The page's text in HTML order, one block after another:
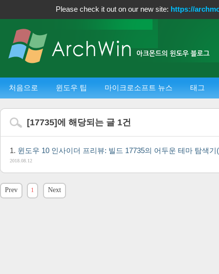
Please check it out on our new site: https://
처음으로 윈도우 팁 마이크로소프트 뉴스 태그
[17735]에 해당되는 글 1건
윈도우 10 인사이더 프리뷰: 빌드 17735의 어두운 테마 탐색
2018.08.12
Prev 1 Next